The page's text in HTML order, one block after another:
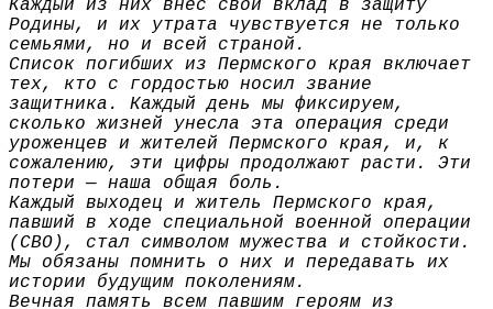
Каждый из них внес свой вклад в защиту
Родины, и их утрата чувствуется не только
семьями, но и всей страной.
Список погибших из Пермского края включает
тех, кто с гордостью носил звание
защитника. Каждый день мы фиксируем,
сколько жизней унесла эта операция среди
уроженцев и жителей Пермского края, и, к
сожалению, эти цифры продолжают расти. Эти
потери — наша общая боль.
Каждый выходец и житель Пермского края,
павший в ходе специальной военной операции
(СВО), стал символом мужества и стойкости.
Мы обязаны помнить о них и передавать их
истории будущим поколениям.
Вечная память всем павшим героям из